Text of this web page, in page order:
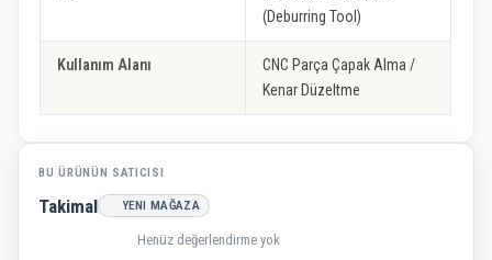
(Deburring Tool)
Kullanım Alanı
CNC Parça Çapak Alma /
Kenar Düzeltme
BU ÜRÜNÜN SATICISI
Takimal YENI MAĞAZA
Henüz değerlendirme yok